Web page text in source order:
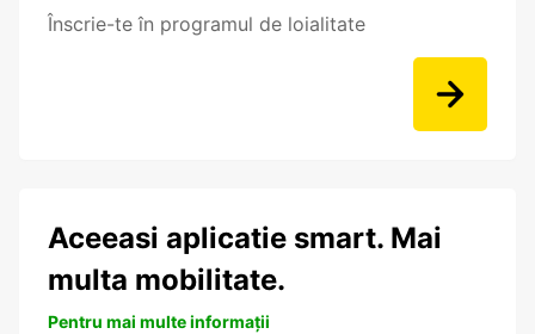
Înscrie-te în programul de loialitate
Aceeasi aplicatie smart. Mai
multa mobilitate.
Pentru mai multe informații